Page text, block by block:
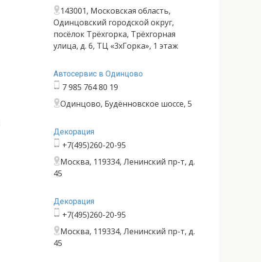
143001, Московская область,
Одинцовский городской округ,
посёлок Трёхгорка, Трёхгорная
улица, д. 6, ТЦ «3хГорка», 1 этаж
Автосервис в Одинцово
7 985 764 80 19
Одинцово, Будённовское шоссе, 5
Декорация
+7(495)260-20-95
Москва, 119334, Ленинский пр-т, д.
45
Декорация
+7(495)260-20-95
Москва, 119334, Ленинский пр-т, д.
45